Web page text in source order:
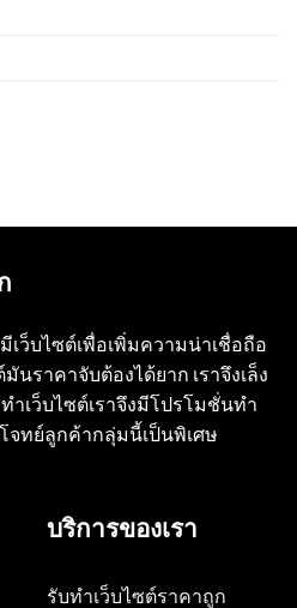
ว็บไซต์เพื่อเพิ่มความน่าเชื่อถือ
นราคาจับต้องได้ยาก เราจึงเล็ง
ำเว็บไซต์เราจึงมีโปรโมชั่นทำ
จทย์ลูกค้ากลุ่มนี้เป็นพิเศษ
บริการของเรา
รับทำเว็บไซต์ราคาถูก